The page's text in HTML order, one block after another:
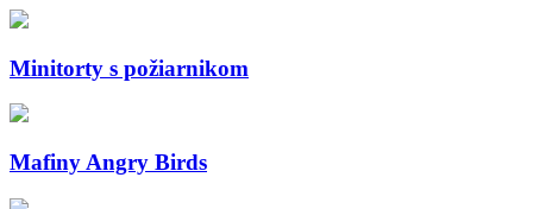
Minitorty s požiarnikom
Mafiny Angry Birds